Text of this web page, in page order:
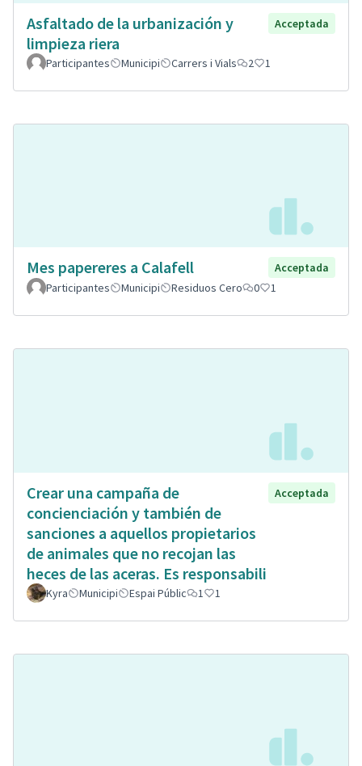
Asfaltado de la urbanización y
limpieza riera
Acceptada
Participantes Municipi Carrers i Vials 2 1
Mes papereres a Calafell
Acceptada
Participantes
Municipi Residuos Cero 0 1
Crear una campaña de
concienciación y también de
sanciones a aquellos propietarios
de animales que no recojan las
heces de las aceras. Es responsabili
Acceptada
Kyra Municipi Espai Públic 1 1